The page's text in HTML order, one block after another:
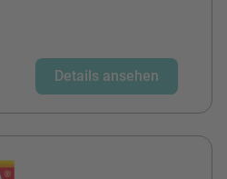
Details ansehen